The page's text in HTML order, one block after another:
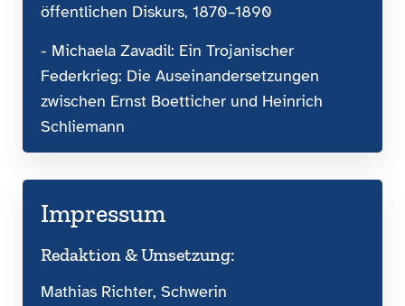
öffentlichen Diskurs, 1870–1890
- Michaela Zavadil: Ein Trojanischer
Federkrieg: Die Auseinandersetzungen
zwischen Ernst Boetticher und Heinrich
Schliemann
Impressum
Redaktion & Umsetzung:
Mathias Richter, Schwerin